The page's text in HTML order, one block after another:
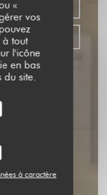
«
vos
tout
l'icône
en bas
site.
à caractère